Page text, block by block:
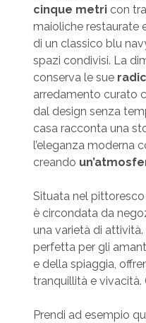
cinque metricon
maioliche restaurate
di un classico blu
spazi condivisi. La
conserva le sue
arredamento curato
dal design senza
casa racconta una
l’eleganza moderna
creando
Situata nel
è circondata da
una varietà di
perfetta per gli
e della spiaggia,
tranquillità e vivacità.
Prendi ad esempio